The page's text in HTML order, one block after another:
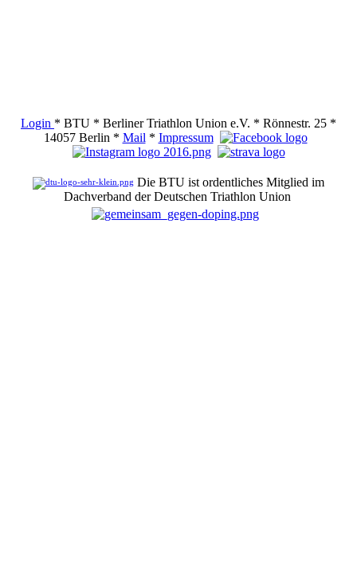
Login * BTU * Berliner Triathlon Union e.V. * Rönnestr. 25 *
14057 Berlin * Mail * Impressum
Die BTU ist ordentliches Mitglied im
Dachverband der Deutschen Triathlon Union